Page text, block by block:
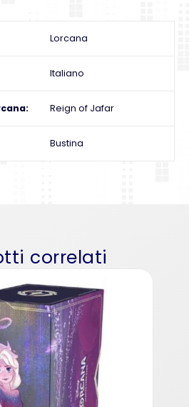
Lorcana
Italiano
Reign of Jafar
Bustina
correlati